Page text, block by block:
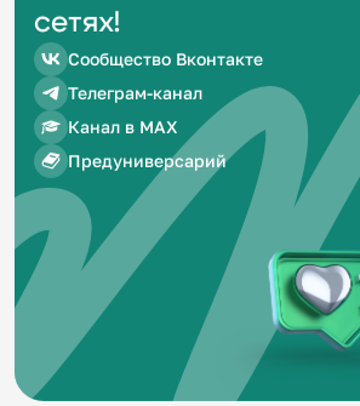
сетях!
Сообщество Вконтакте
Телеграм-канал
Канал в MAX
Предуниверсарий